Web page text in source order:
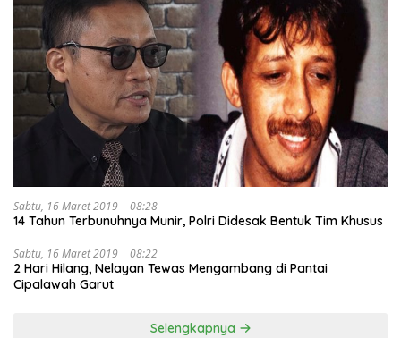
Sabtu, 16 Maret 2019 | 08:28
14 Tahun Terbunuhnya Munir, Polri Didesak Bentuk Tim Khusus
Sabtu, 16 Maret 2019 | 08:22
2 Hari Hilang, Nelayan Tewas Mengambang di Pantai
Cipalawah Garut
Selengkapnya